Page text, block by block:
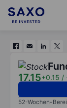
17.15+0.15 /
52-Wochen-